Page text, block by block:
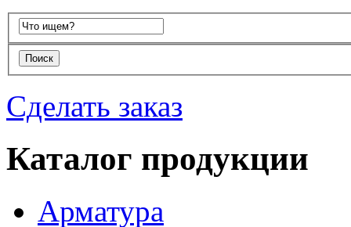
Сделать заказ
Каталог продукции
Арматура